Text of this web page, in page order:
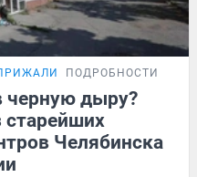
ПОДРОБНОСТИ
черную дыру?
старейших
Челябинска